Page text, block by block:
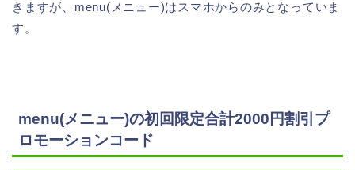
きますが、menu(メニュー)はスマホからのみとなっていま
す。
menu(メニュー)の初回限定合計2000円割引プ
ロモーションコード